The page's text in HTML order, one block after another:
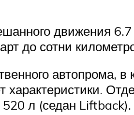
движения
до сотни
автопрома,
характеристики.
л (седан Liftback).